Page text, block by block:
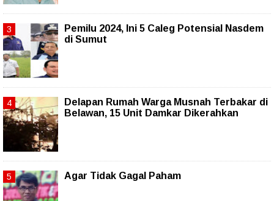
Pemilu 2024, Ini 5 Caleg Potensial Nasdem
di Sumut
Delapan Rumah Warga Musnah Terbakar di
Belawan, 15 Unit Damkar Dikerahkan
Agar Tidak Gagal Paham